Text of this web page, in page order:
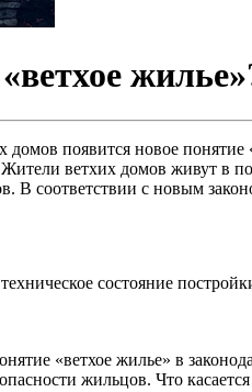
появится новое понятие
ветхих домов живут в
В соответствии с новым
состояние
«ветхое жилье» в
жильцов. Что